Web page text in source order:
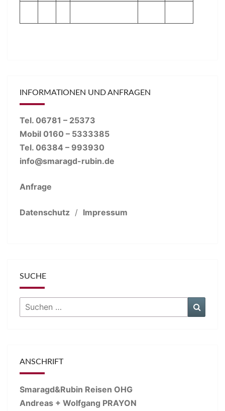
INFORMATIONEN UND ANFRAGEN
Tel. 06781 – 25373
Mobil 0160 – 5333385
Tel. 06384 – 993930
info@smaragd-rubin.de
Anfrage
Datenschutz / Impressum
SUCHE
Suchen
nach:
ANSCHRIFT
Smaragd&Rubin Reisen OHG
Andreas + Wolfgang PRAYON